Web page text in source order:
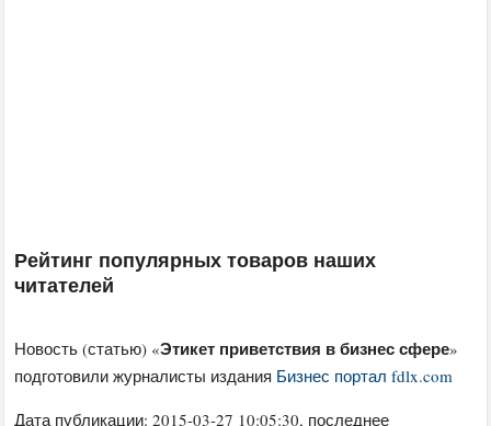
Рейтинг популярных товаров наших
читателей
Новость (статью) «Этикет приветствия в бизнес сфере»
подготовили журналисты издания Бизнес портал fdlx.com
Дата публикации:2015-03-27 10:05:30, последнее